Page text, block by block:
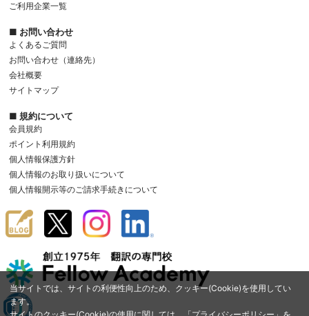
当サイトでは、サイトの利便性向上のため、クッキー(Cookie)を使用してい
ます。
ご利用企業一覧
■ お問い合わせ
よくあるご質問
お問い合わせ（連絡先）
会社概要
サイトマップ
■ 規約について
会員規約
ポイント利用規約
個人情報保護方針
個人情報のお取り扱いについて
個人情報開示等のご請求手続きについて